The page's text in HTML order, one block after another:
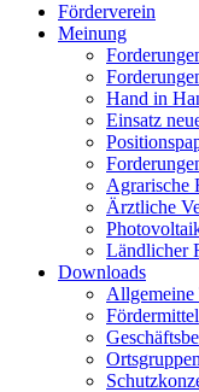
Förderverein
Meinung
Hand in
Einsatz
Agrarische
Ärztliche
Ländlicher
Downloads
Allgemeine
Fördermittel
Ortsgruppen